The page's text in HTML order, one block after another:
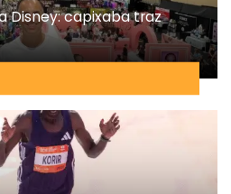
Disney: capixaba traz